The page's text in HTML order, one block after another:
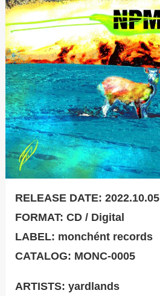
RELEASE DATE: 2022.10.05
FORMAT: CD / Digital
LABEL: monchént records
CATALOG: MONC-0005
ARTISTS: yardlands